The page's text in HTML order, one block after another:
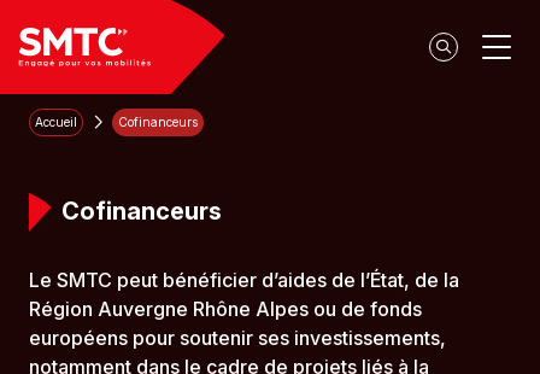
Panneau de gestion des cookies
Accueil Cofinanceurs
Cofinanceurs
Le SMTC peut bénéficier d’aides de l’État, de la
Région Auvergne Rhône Alpes ou de fonds
européens pour soutenir ses investissements,
notamment dans le cadre de projets liés à la